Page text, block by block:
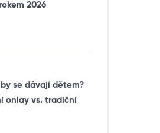
2026
se dávají dětem?
onlay vs. tradiční